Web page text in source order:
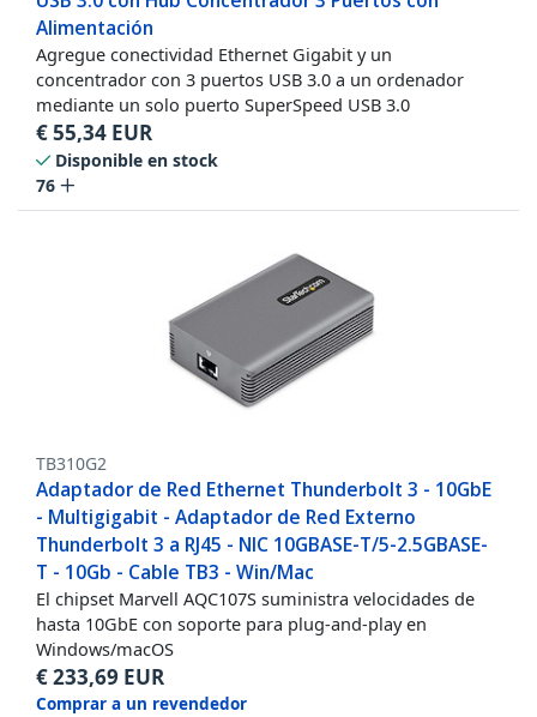
Alimentación
Agregue conectividad Ethernet Gigabit y un
concentrador con 3 puertos USB 3.0 a un ordenador
mediante un solo puerto SuperSpeed USB 3.0
€55,34 EUR
Disponible en stock
76
TB310G2
Adaptador de Red Ethernet Thunderbolt 3 - 10GbE
- Multigigabit - Adaptador de Red Externo
Thunderbolt 3 a RJ45 - NIC 10GBASE-T/5-2.5GBASE-
T - 10Gb - Cable TB3 - Win/Mac
El chipset Marvell AQC107S suministra velocidades de
hasta 10GbE con soporte para plug-and-play en
Windows/macOS
€233,69 EUR
Comprar a un revendedor